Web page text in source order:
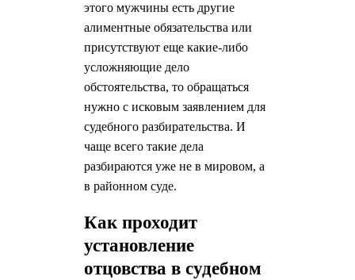
этого мужчины есть другие
алиментные обязательства или
присутствуют еще какие-либо
усложняющие дело
обстоятельства, то обращаться
нужно с исковым заявлением для
судебного разбирательства. И
чаще всего такие дела
разбираются уже не в мировом, а
в районном суде.
Как проходит
установление
отцовства в судебном